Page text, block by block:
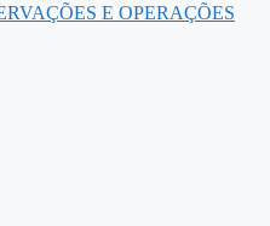
E OPERAÇÕES